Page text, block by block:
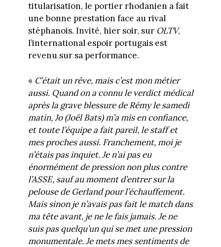
titularisation, le portier rhodanien a fait
une bonne prestation face au rival
stéphanois. Invité, hier soir, sur OLTV,
l’international espoir portugais est
revenu sur sa performance.
« C’était un rêve, mais c’est mon métier
aussi. Quand on a connu le verdict médical
après la grave blessure de Rémy le samedi
matin, Jo (Joël Bats) m’a mis en confiance,
et toute l’équipe a fait pareil, le staff et
mes proches aussi. Franchement, moi je
n’étais pas inquiet. Je n’ai pas eu
énormément de pression non plus contre
l’ASSE, sauf au moment d’entrer sur la
pelouse de Gerland pour l’échauffement.
Mais sinon je n’avais pas fait le match dans
ma tête avant, je ne le fais jamais. Je ne
suis pas quelqu’un qui se met une pression
monumentale. Je mets mes sentiments de